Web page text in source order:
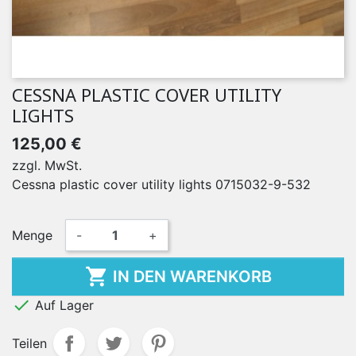
CESSNA PLASTIC COVER UTILITY
LIGHTS
125,00 €
zzgl. MwSt.
Cessna plastic cover utility lights 0715032-9-532
Menge - +
 IN DEN WARENKORB
 Auf Lager
Teilen